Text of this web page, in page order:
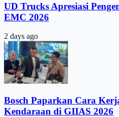
UD Trucks Apresiasi
EMC 2026
2 days ago
Bosch Paparkan Cara
Kendaraan di GIIAS 2026